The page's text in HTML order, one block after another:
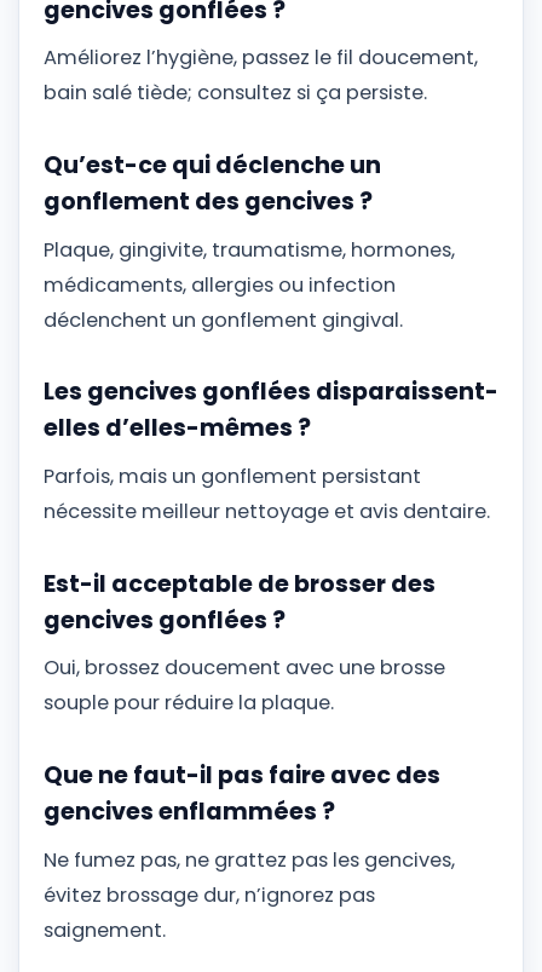
gencives gonflées ?
Améliorez l’hygiène, passez le fil doucement,
bain salé tiède; consultez si ça persiste.
Qu’est-ce qui déclenche un
gonflement des gencives ?
Plaque, gingivite, traumatisme, hormones,
médicaments, allergies ou infection
déclenchent un gonflement gingival.
Les gencives gonflées disparaissent-
elles d’elles-mêmes ?
Parfois, mais un gonflement persistant
nécessite meilleur nettoyage et avis dentaire.
Est-il acceptable de brosser des
gencives gonflées ?
Oui, brossez doucement avec une brosse
souple pour réduire la plaque.
Que ne faut-il pas faire avec des
gencives enflammées ?
Ne fumez pas, ne grattez pas les gencives,
évitez brossage dur, n’ignorez pas
saignement.